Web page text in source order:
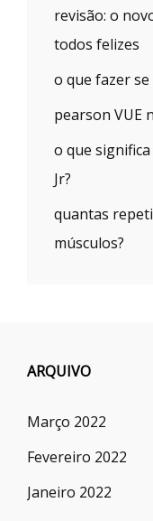
revisão: o
todos felizes
o que fazer
pearson VUE
o que
Jr?
quantas
músculos?
ARQUIVO
Março 2022
Fevereiro 2022
Janeiro 2022